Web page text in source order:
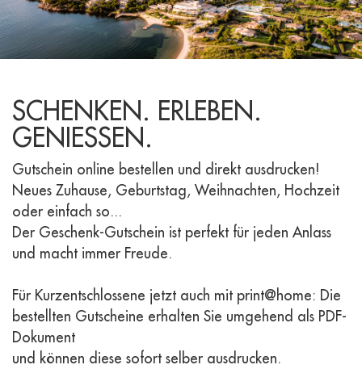
SCHENKEN. ERLEBEN.
GENIESSEN.
Gutschein online bestellen und direkt ausdrucken!
Neues Zuhause, Geburtstag, Weihnachten, Hochzeit
oder einfach so...
Der Geschenk-Gutschein ist perfekt für jeden Anlass
und macht immer Freude.
Für Kurzentschlossene jetzt auch mit print@home: Die
bestellten Gutscheine erhalten Sie umgehend als PDF-
Dokument
und können diese sofort selber ausdrucken.